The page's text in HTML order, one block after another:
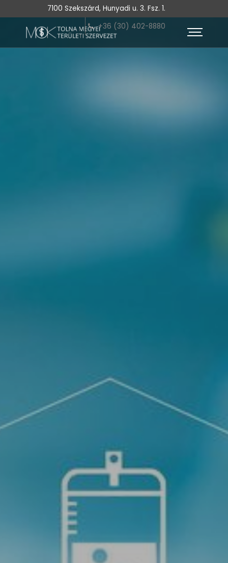
7100 Szekszárd, Hunyadi u. 3. Fsz. 1.
+36 (30) 402-8880